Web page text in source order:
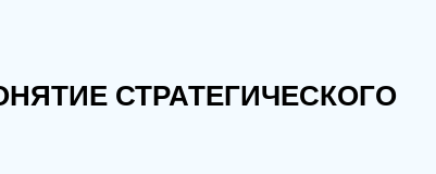
СТРАТЕГИЧЕСКОГО